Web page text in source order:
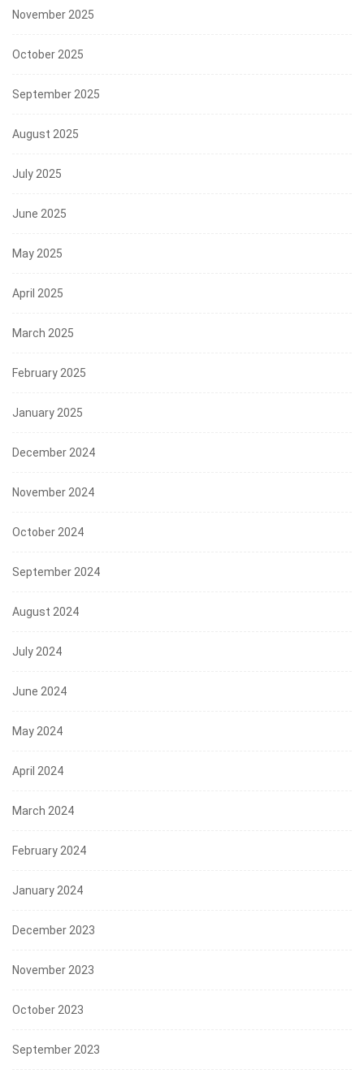
November 2025
October 2025
September 2025
August 2025
July 2025
June 2025
May 2025
April 2025
March 2025
February 2025
January 2025
December 2024
November 2024
October 2024
September 2024
August 2024
July 2024
June 2024
May 2024
April 2024
March 2024
February 2024
January 2024
December 2023
November 2023
October 2023
September 2023